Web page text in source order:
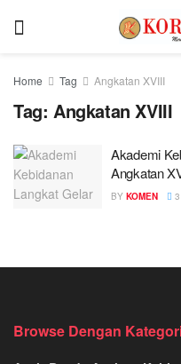
Home Tag Angkatan XVIII
Tag: Angkatan XVIII
Akademi
Angkatan
BY KOMEN
Browse Dengan